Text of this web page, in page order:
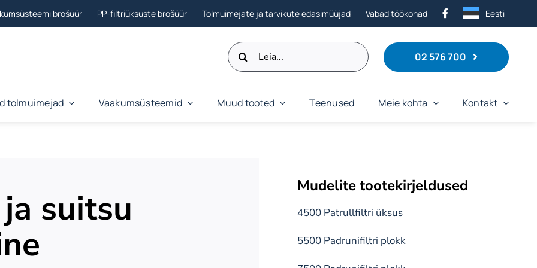
brošüür PP-filtriüksuste brošüür Tolmuimejate ja tarvikute edasimüüjad Vabad töökohad Eesti
Otsi:
02 576 700
tolmuimejad Vaakumsüsteemid Muud tooted Teenused Meie kohta Kontakt
suitsu
Mudelite tootekirjeldused
4500 Patrullfiltri üksus
5500 Padrunifiltri plokk